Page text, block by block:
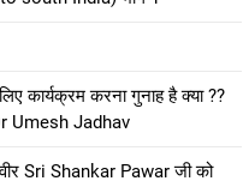
कार्यक्रम करना गुनाह है क्या ??
Umesh Jadhav
Sri Shankar Pawar जी को